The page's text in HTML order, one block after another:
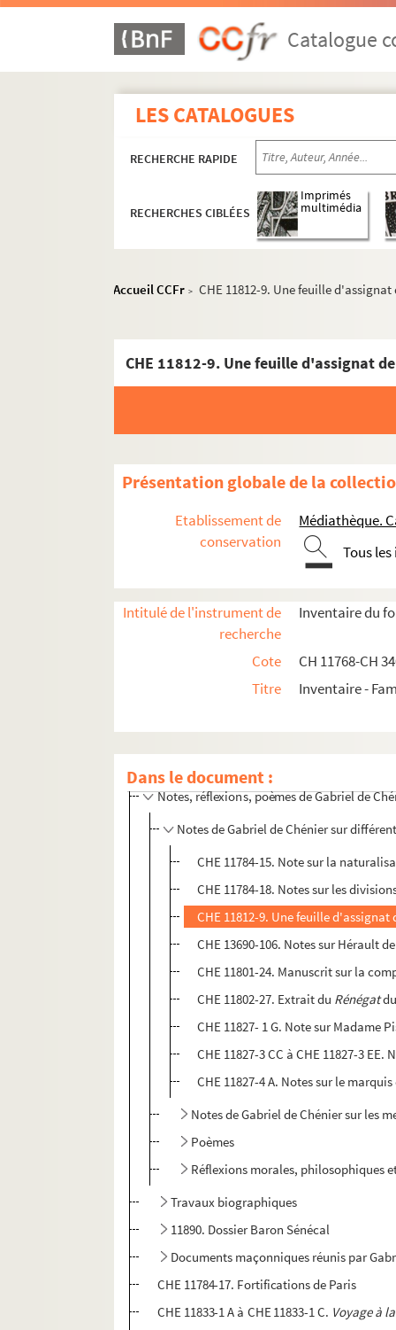
Catalogue
LES CATALOGUES
RECHERCHE RAPIDE
RECHERCHES CIBLÉES
Imprimés
multimédia
Accueil CCFr > CHE 11812-9. Une feuille d'assignat
CHE 11812-9. Une feuille d'assignat
Présentation globale de la
Etablissement de
conservation
Médiathèque.
Tous
Intitulé de l'instrument de
recherche
Inventaire du
Cote
CH 11768-CH
Titre
Inventaire -
Dans le document :
Documents administratifs, juridiques,
Formation et carrière professionnelle
Correspondances des membres de la
Notes et travaux de Gabriel de Chénier
Droit
Notes, réflexions, poèmes de Gabriel de
Notes de Gabriel de Chénier sur
CHE 11784-15. Note sur la
CHE 11784-18. Notes sur les
CHE 11812-9. Une feuille d'assignat
CHE 13690-106. Notes sur Hérault
CHE 11801-24. Manuscrit sur la
CHE 11802-27. Extrait du Rénégat
CHE 11827- 1 G. Note sur Madame
CHE 11827-3 CC à CHE 11827-3 EE.
CHE 11827-4 A. Notes sur le
Notes de Gabriel de Chénier sur les
Poèmes
Réflexions morales, philosophiques
Travaux biographiques
11890. Dossier Baron Sénécal
Documents maçonniques réunis par
CHE 11784-17. Fortifications de Paris
CHE 11833-1 A à CHE 11833-1 C. Voyage à